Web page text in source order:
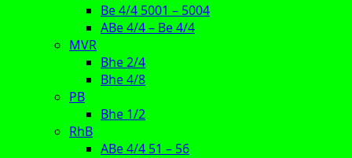
Be 4/4 5001 – 5004
ABe 4/4 – Be 4/4
MVR
Bhe 2/4
Bhe 4/8
PB
Bhe 1/2
RhB
ABe 4/4 51 – 56